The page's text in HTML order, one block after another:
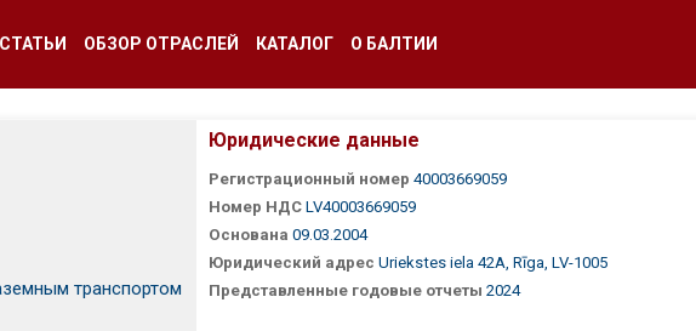
СТАТЬИ ОБЗОР ОТРАСЛЕЙ КАТАЛОГ О БАЛТИИ
транспортом
Юридические данные
Регистрационный номер 40003669059
Номер НДС LV40003669059
Основана 09.03.2004
Юридический адрес Uriekstes iela 42A, Rīga, LV-1005
Представленные годовые отчеты 2024